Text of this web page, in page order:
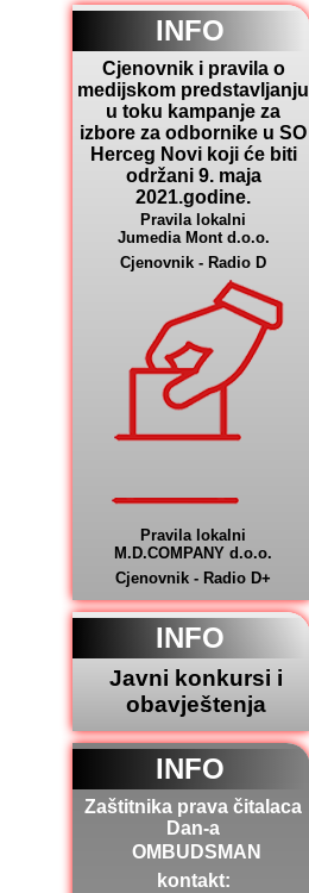
INFO
Cjenovnik i pravila o
medijskom predstavljanju
u toku kampanje za
izbore za odbornike u SO
Herceg Novi koji će biti
održani 9. maja
2021.godine.
Pravila lokalni
Jumedia Mont d.o.o.
Cjenovnik - Radio D
Pravila lokalni
M.D.COMPANY d.o.o.
Cjenovnik - Radio D+
INFO
Javni konkursi i
obavještenja
INFO
Zaštitnika prava čitalaca
Dan-a
OMBUDSMAN
kontakt: